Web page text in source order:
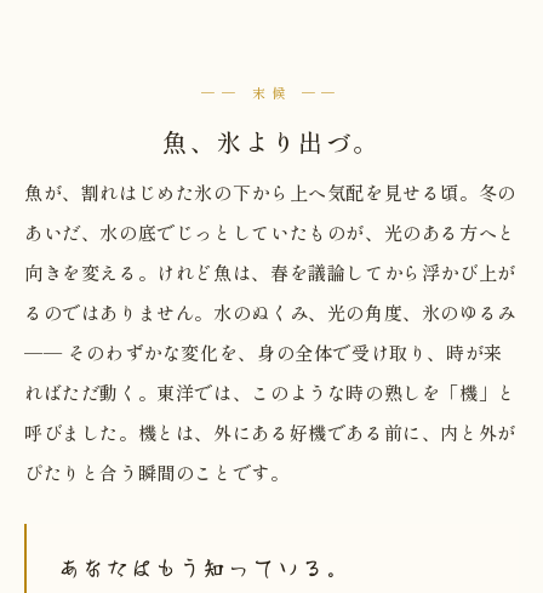
── 末候 ──
魚、氷より出づ。
魚が、割れはじめた氷の下から上へ気配を見せる頃。冬の
あいだ、水の底でじっとしていたものが、光のある方へと
向きを変える。けれど魚は、春を議論してから浮かび上が
るのではありません。水のぬくみ、光の角度、氷のゆるみ
── そのわずかな変化を、身の全体で受け取り、時が来
ればただ動く。東洋では、このような時の熟しを「機」と
呼びました。機とは、外にある好機である前に、内と外が
ぴたりと合う瞬間のことです。
あなたはもう知っている。